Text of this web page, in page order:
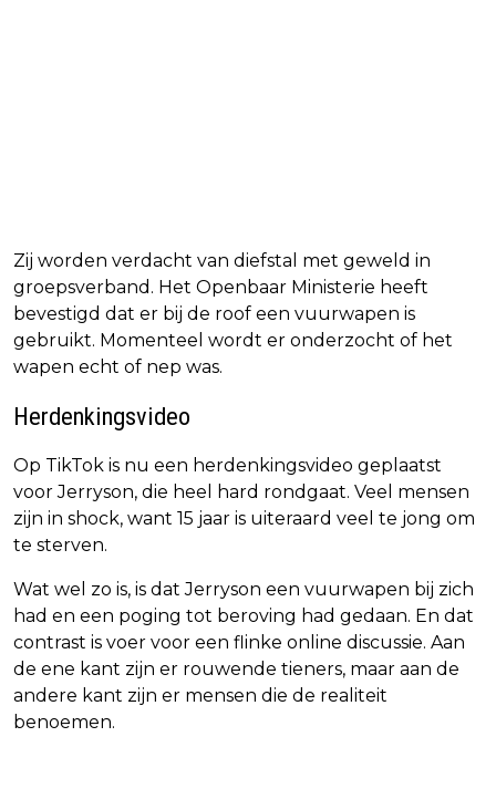
Zij worden verdacht van diefstal met geweld in
groepsverband. Het Openbaar Ministerie heeft
bevestigd dat er bij de roof een vuurwapen is
gebruikt. Momenteel wordt er onderzocht of het
wapen echt of nep was.
Herdenkingsvideo
Op TikTok is nu een herdenkingsvideo geplaatst
voor Jerryson, die heel hard rondgaat. Veel mensen
zijn in shock, want 15 jaar is uiteraard veel te jong om
te sterven.
Wat wel zo is, is dat Jerryson een vuurwapen bij zich
had en een poging tot beroving had gedaan. En dat
contrast is voer voor een flinke online discussie. Aan
de ene kant zijn er rouwende tieners, maar aan de
andere kant zijn er mensen die de realiteit
benoemen.